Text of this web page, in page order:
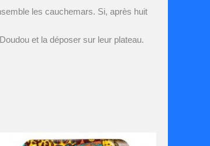
les cauchemars. Si, après huit
et la déposer sur leur plateau.